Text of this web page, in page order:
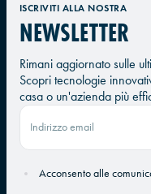
ISCRIVITI ALLA NOSTRA
NEWSLETTER
Rimani aggiornato sulle
Scopri tecnologie
casa o un'azienda più
Acconsento alle